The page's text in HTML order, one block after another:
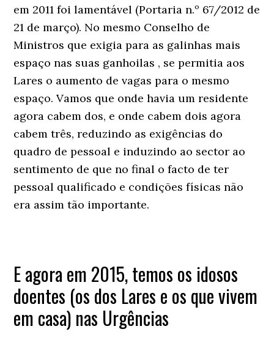
em 2011 foi lamentável (Portaria n.º 67/2012 de
21 de março). No mesmo Conselho de
Ministros que exigia para as galinhas mais
espaço nas suas ganhoilas , se permitia aos
Lares o aumento de vagas para o mesmo
espaço. Vamos que onde havia um residente
agora cabem dos, e onde cabem dois agora
cabem três, reduzindo as exigências do
quadro de pessoal e induzindo ao sector ao
sentimento de que no final o facto de ter
pessoal qualificado e condições físicas não
era assim tão importante.
E agora em 2015, temos os idosos
doentes (os dos Lares e os que vivem
em casa) nas Urgências